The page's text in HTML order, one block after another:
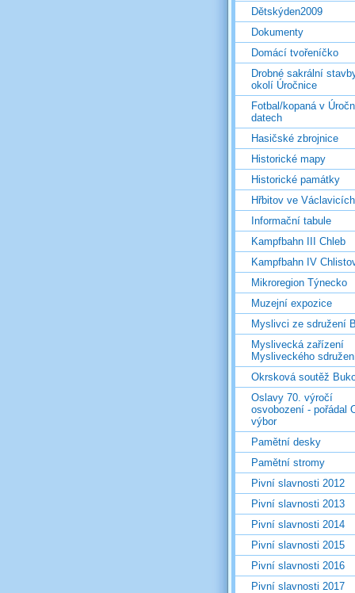
Dětskýden2009
Dokumenty
Domácí tvořeníčko
Drobné sakrální
okolí Úročnice
Fotbal/kopaná v
datech
Hasičské zbrojnice
Historické mapy
Historické památky
Hřbitov ve Václavicích
Informační tabule
Kampfbahn III Chleb
Kampfbahn IV
Mikroregion Týnecko
Muzejní expozice
Myslivci ze sdružení
Myslivecká zařízení
Mysliveckého
Okrsková soutěž
Oslavy 70. výročí
osvobození - pořádal
výbor
Pamětní desky
Pamětní stromy
Pivní slavnosti 2012
Pivní slavnosti 2013
Pivní slavnosti 2014
Pivní slavnosti 2015
Pivní slavnosti 2016
Pivní slavnosti 2017